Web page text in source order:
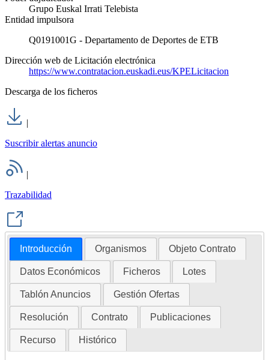
Grupo Euskal Irrati Telebista
Entidad impulsora
Q0191001G - Departamento de Deportes de ETB
Dirección web de Licitación electrónica
https://www.contratacion.euskadi.eus/KPELicitacion
Descarga de los ficheros
|
Suscribir alertas anuncio
|
Trazabilidad
Introducción Organismos Objeto Contrato
Datos Económicos Ficheros Lotes
Tablón Anuncios Gestión Ofertas
Resolución Contrato Publicaciones
Recurso Histórico